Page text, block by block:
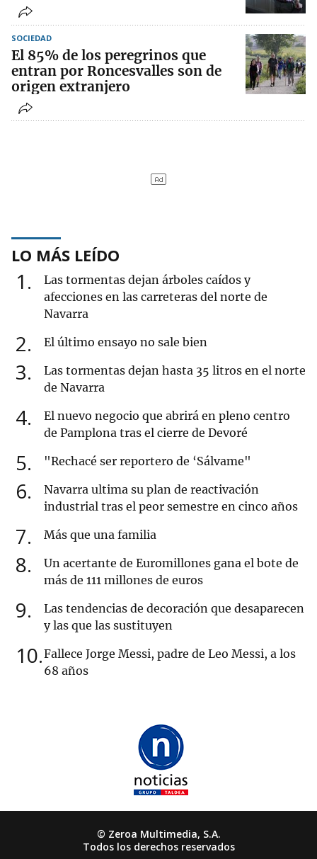
SOCIEDAD
El 85% de los peregrinos que
entran por Roncesvalles son de
origen extranjero
LO MÁS LEÍDO
1
Las tormentas dejan árboles caídos y
afecciones en las carreteras del norte de
Navarra
2 El último ensayo no sale bien
3
Las tormentas dejan hasta 35 litros en el norte
de Navarra
4
El nuevo negocio que abrirá en pleno centro
de Pamplona tras el cierre de Devoré
5 "Rechacé ser reportero de ‘Sálvame"
6
Navarra ultima su plan de reactivación
industrial tras el peor semestre en cinco años
7 Más que una familia
8
Un acertante de Euromillones gana el bote de
más de 111 millones de euros
9
Las tendencias de decoración que desaparecen
y las que las sustituyen
10 Fallece Jorge Messi, padre de Leo Messi, a los
68 años
© Zeroa Multimedia, S.A.
Todos los derechos reservados